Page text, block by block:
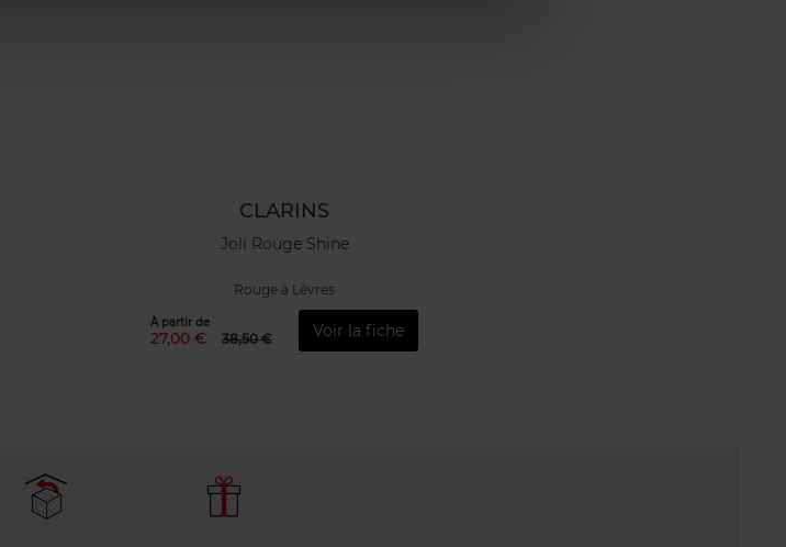
CLARINS
Joli Rouge Shine
Rouge à Lèvres
À partir de
27,00 € 38,50 € Voir la fiche